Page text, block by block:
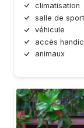
climatisation
salle de sport
véhicule
accès
animaux